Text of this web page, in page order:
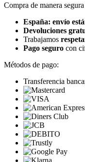
Compra de manera segura
España: envío
Devoluciones
Trabajamos
Pago seguro con
Métodos de pago:
Transferencia